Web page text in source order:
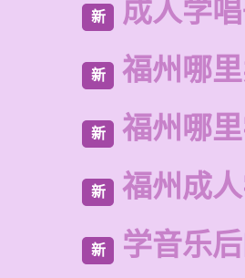
新 成人学
新 福州哪
新 福州哪
新 福州成
新 学音乐